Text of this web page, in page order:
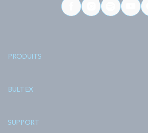
PRODUITS
BULTEX
SUPPORT